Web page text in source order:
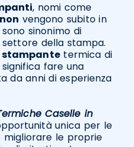
, nomi come
vengono subito in
sinonimo di
della stampa.
stampantetermica di
fare una
da anni di esperienza
Caselle in
unica per le
migliorare le proprie